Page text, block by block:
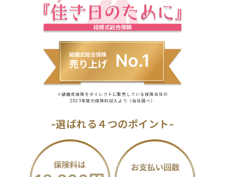
※結婚式保険をダイレクトに販売している保険会社の
2023年度の保険料収入より（当社調べ）
-選ばれる４つのポイント-